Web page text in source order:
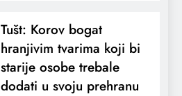
Tušt: Korov bogat
hranjivim tvarima koji bi
starije osobe trebale
dodati u svoju prehranu